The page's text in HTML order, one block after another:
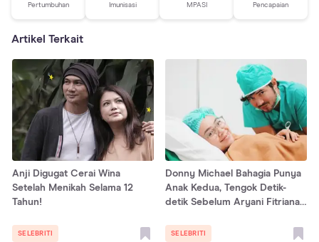
Pertumbuhan Imunisasi MPASI Pencapaian
Artikel Terkait
Anji Digugat Cerai Wina
Setelah Menikah Selama 12
Tahun!
SELEBRITI
Donny Michael Bahagia Punya
Anak Kedua, Tengok Detik-
detik Sebelum Aryani Fitriana
SELEBRITI